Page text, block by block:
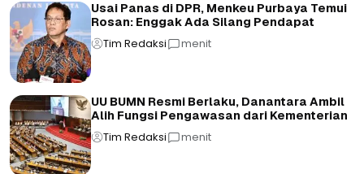
Usai Panas di DPR, Menkeu Purbaya Temui
Rosan: Enggak Ada Silang Pendapat
Tim Redaksi menit
UU BUMN Resmi Berlaku, Danantara Ambil
Alih Fungsi Pengawasan dari Kementerian
Tim Redaksi menit